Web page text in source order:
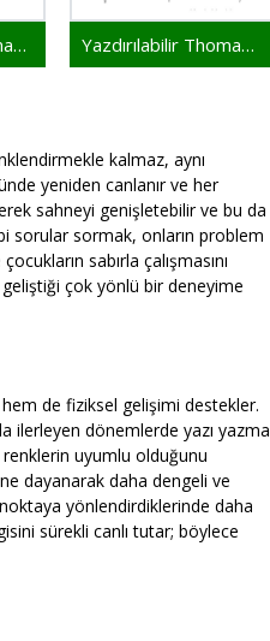
Yazdırılabilir Thomas ve Arkadaşları Resim Yazdırılabilir Thomas ve Arkadaşları
kalmaz, aynı
yeniden canlanır ve her
sahneyi genişletebilir ve bu da
sorular sormak, onların problem
sabırla çalışmasını
çok yönlü bir deneyime
hem de fiziksel gelişimi destekler.
ilerleyen dönemlerde yazı yazma
renklerin uyumlu olduğunu
dayanarak daha dengeli ve
yönlendirdiklerinde daha
sürekli canlı tutar; böylece